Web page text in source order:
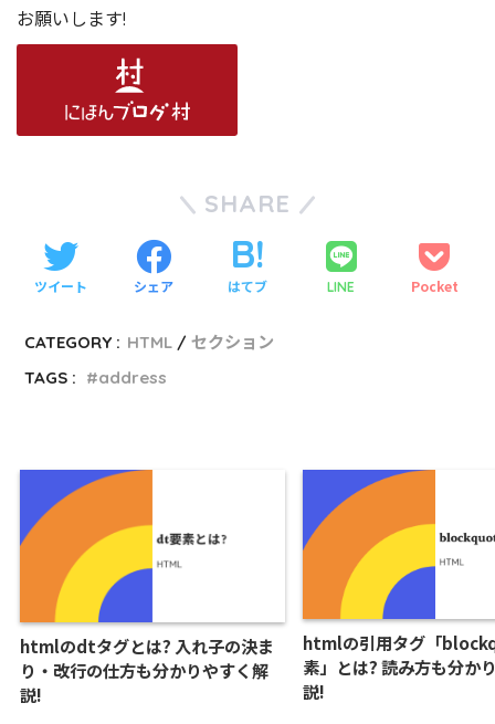
お願いします!
SHARE
ツイート シェア はてブ LINE Pocket
CATEGORY : HTML
セクション
TAGS :
address
htmlのdtタグとは? 入れ子の決ま
り・改行の仕方も分かりやすく解
説!
htmlの引用タグ「
素」とは? 読み方も分か
説!